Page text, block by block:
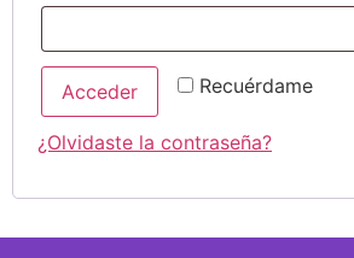
Recuérdame
Acceder
¿Olvidaste la contraseña?